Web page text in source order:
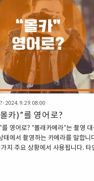
· 2024. 9. 29. 08:00
카)”를 영어로?
를 영어로? “몰래카메라”는 촬영
태에서 촬영하는 카메라를 말합니
지 주요 상황에서 사용됩니다. 타